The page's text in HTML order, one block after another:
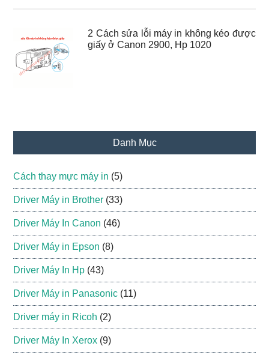
2 Cách sửa lỗi máy in không kéo được
giấy ở Canon 2900, Hp 1020
Danh Mục
Cách thay mực máy in (5)
Driver Máy in Brother (33)
Driver Máy In Canon (46)
Driver Máy in Epson (8)
Driver Máy In Hp (43)
Driver Máy in Panasonic (11)
Driver máy in Ricoh (2)
Driver Máy In Xerox (9)